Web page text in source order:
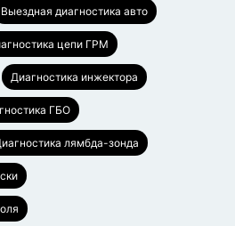
Выездная диагностика авто
цепи ГРМ
Диагностика инжектора
ГБО
лямбда-зонда